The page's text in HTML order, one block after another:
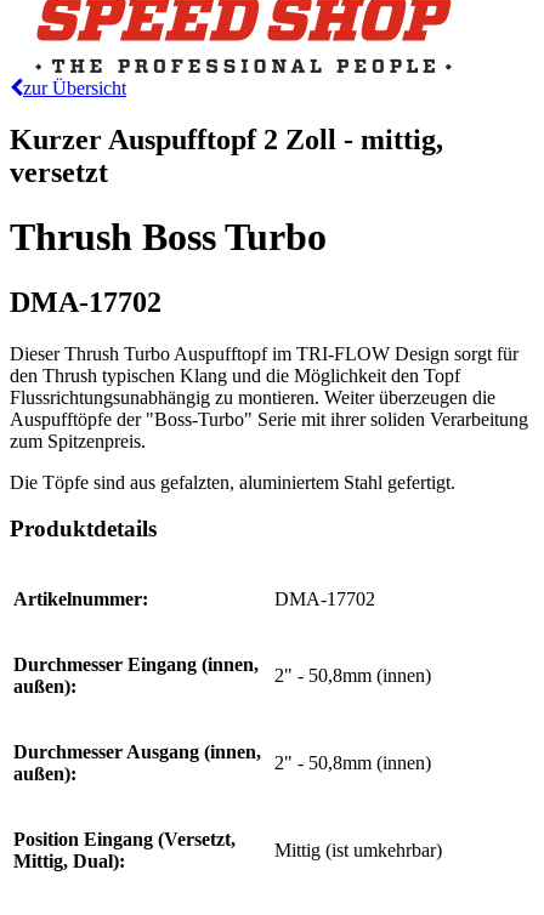
zur Übersicht
Kurzer Auspufftopf 2 Zoll - mittig,
versetzt
Thrush Boss Turbo
DMA-17702
Dieser Thrush Turbo Auspufftopf im TRI-FLOW Design sorgt für
den Thrush typischen Klang und die Möglichkeit den Topf
Flussrichtungsunabhängig zu montieren. Weiter überzeugen die
Auspufftöpfe der "Boss-Turbo" Serie mit ihrer soliden Verarbeitung
zum Spitzenpreis.
Die Töpfe sind aus gefalzten, aluminiertem Stahl gefertigt.
Produktdetails
Artikelnummer: DMA-17702
Durchmesser Eingang (innen,
außen):
2" - 50,8mm (innen)
Durchmesser Ausgang (innen,
außen):
2" - 50,8mm (innen)
Position Eingang (Versetzt,
Mittig, Dual):
Mittig (ist umkehrbar)